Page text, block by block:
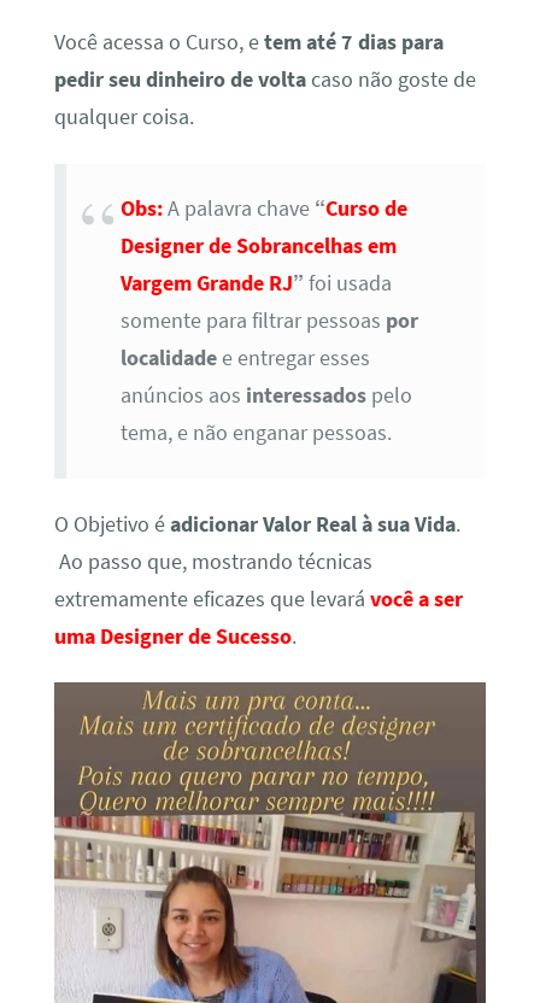
Você acessa o Curso, etem até 7 dias para
pedir seu dinheiro de voltacaso não goste de
qualquer coisa.
Obs:A palavra chave “Curso de
Designer de Sobrancelhas em
Vargem Grande RJ” foi usada
somente para filtrar pessoas por
localidadee entregar esses
anúncios aos interessadospelo
tema, e não enganar pessoas.
O Objetivo éadicionar Valor Real à sua Vida.
Ao passo que, mostrando técnicas
extremamente eficazes que levará você a ser
uma Designer de Sucesso.